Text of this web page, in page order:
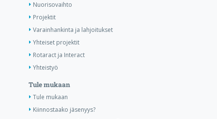
Nuorisovaihto
Projektit
Varainhankinta ja lahjoitukset
Yhteiset projektit
Rotaract ja Interact
Yhteistyö
Tule mukaan
Tule mukaan
Kiinnostaako jäsenyys?